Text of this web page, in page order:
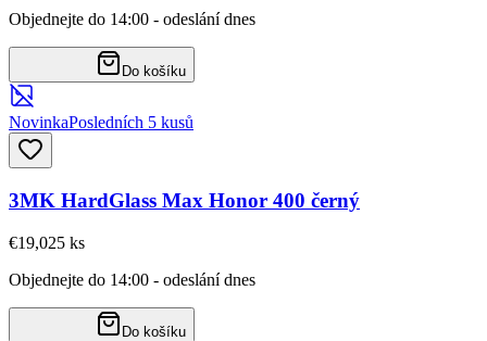
Objednejte do 14:00 - odeslání dnes
Do košíku
NovinkaPosledních 5 kusů
3MK HardGlass Max Honor 400 černý
€19,025 ks
Objednejte do 14:00 - odeslání dnes
Do košíku